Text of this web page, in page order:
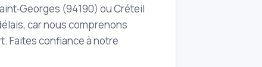
(94190) ou Créteil
car nous comprenons
Faites confiance à notre